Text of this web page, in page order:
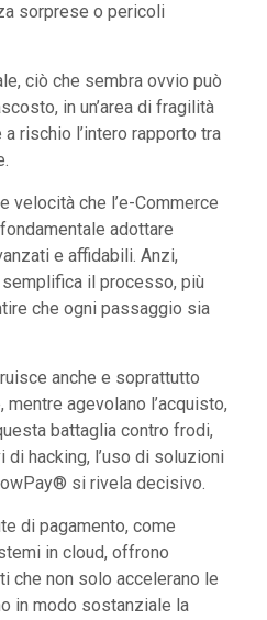
sorprese o pericoli
ciò che sembra ovvio può
in un’area di fragilità
rischio l’intero rapporto tra
velocità che l’e-Commerce
adottare
e affidabili. Anzi,
il processo, più
che ogni passaggio sia
anche e soprattutto
agevolano l’acquisto,
battaglia contro frodi,
hacking, l’uso di soluzioni
si rivela decisivo.
di pagamento, come
in cloud, offrono
che non solo accelerano le
in modo sostanziale la